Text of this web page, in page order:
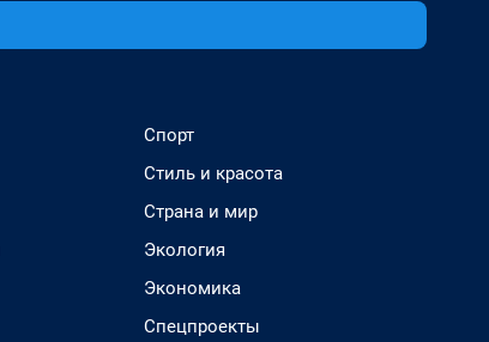
Спорт
Стиль и красота
Страна и мир
Экология
Экономика
Спецпроекты